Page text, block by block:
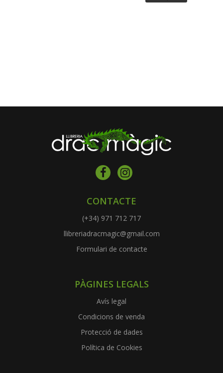
CONTACTE
(+34) 971 712 717
llibreriadracmagic@gmail.com
Formulari de contacte
PÀGINES LEGALS
Avís legal
Condicions de venda
Protecció de dades
Política de Cookies